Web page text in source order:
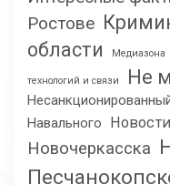
Ростове
области
Медиазона
технологий и связи Не
Навального
Новочеркасска